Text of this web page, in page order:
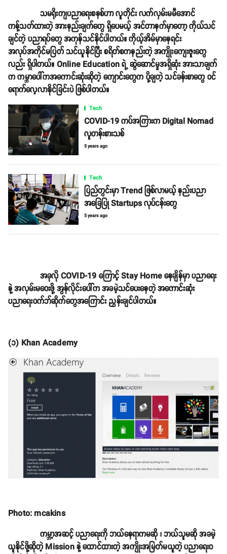
သမရိုးကျပညာရေးစနစ်ဟာ လူတိုင်း လက်လှမ်းမမီအောင်
ကန့်သတ်ထားတဲ့ အားနည်းချက်တွေ ရှိပေမယ့် အင်တာနက်မှာတော့ ကိုယ်သင်
ချင်တဲ့ ပညာရပ်တွေ အကုန်သင်နိုင်ပါတယ်။ ကိုယ့်အိမ်မှာနေရင်း
အလုပ်အကိုင်မပြတ် သင်ယူနိုင်ပြီး စရိတ်စကနည်းတဲ့ အကျိုးကျေးဇူးတွေ
လည်း ရှိပါတယ်။ Online Education ရဲ့ ဆွဲဆောင်မှုအရှိဆုံး အားသာချက်
က ကမ္ဘာပေါ်ကအကောင်းဆုံးဆိုတဲ့ ကျောင်းတွေက ပို့ချတဲ့ သင်ခန်းစာတွေ ဝင်
ရောက်လေ့လာနိုင်ခြင်းပဲ ဖြစ်ပါတယ်။
Tech
COVID-19 ကပ်အကြားက Digital Nomad
လူတန်းစားသစ်
5 years ago
Tech
ပြည်တွင်းမှာ Trend ဖြစ်လာမယ့် နည်းပညာ
အခြေပြု Startups လုပ်ငန်းတွေ
5 years ago
အခုလို COVID-19 ကြောင့် Stay Home နေချိန်မှာ ပညာရေး
နဲ့ အလှမ်းမဝေးဖို့ အွန်လိုင်းပေါ်က အခမဲ့သင်ပေးနေတဲ့ အကောင်းဆုံး
ပညာရေးဝက်ဘ်ဆိုက်တွေအကြောင်း ညွှန်းချင်ပါတယ်။
(၁) Khan Academy
Photo: mcakins
ကမ္ဘာ့အဆင့် ပညာရေးကို ဘယ်နေရာကမဆို ၊ ဘယ်သူမဆို အခမဲ့
ယူနိုင်ဖို့ဆိုတဲ့ Mission နဲ့ ထောင်ထားတဲ့ အကျိုးအမြတ်မယူတဲ့ ပညာရေးဝ